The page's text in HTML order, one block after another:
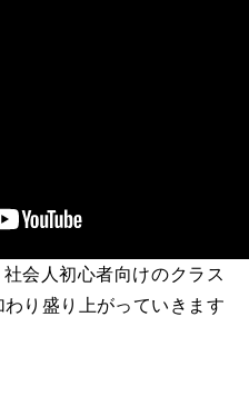
会人初心者向けのクラス
り盛り上がっていきます